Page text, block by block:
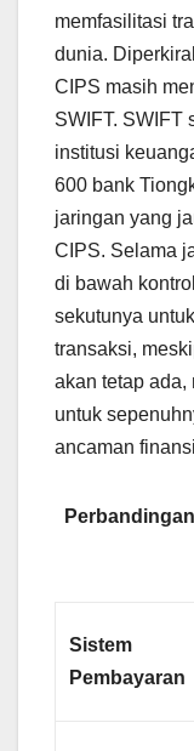
memfasilitasi
dunia.
CIPS masih
SWIFT. SWIFT
institusi
600 bank
jaringan yang
CIPS. Selama
di bawah
sekutunya
transaksi,
akan tetap ada,
untuk
ancaman
Sistem
Pembayaran